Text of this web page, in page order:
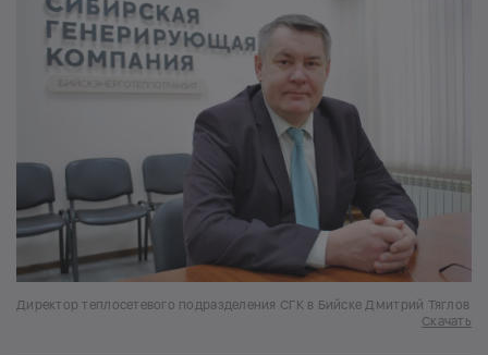
Директор теплосетевого подразделения СГК в Бийске Дмитрий Тяглов
Скачать